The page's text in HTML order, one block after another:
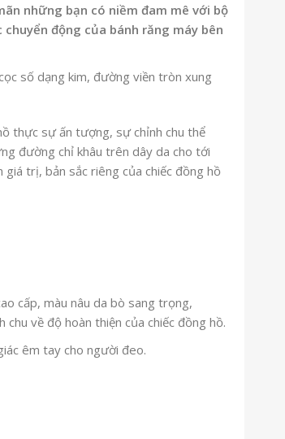
những bạn có niềm đam mê với bộ
động của bánh răng máy bên
số dạng kim, đường viền tròn xung
thực sự ấn tượng, sự chỉnh chu thể
đường chỉ khâu trên dây da cho tới
trị, bản sắc riêng của chiếc đồng hồ
cấp, màu nâu da bò sang trọng,
về độ hoàn thiện của chiếc đồng hồ.
êm tay cho người đeo.